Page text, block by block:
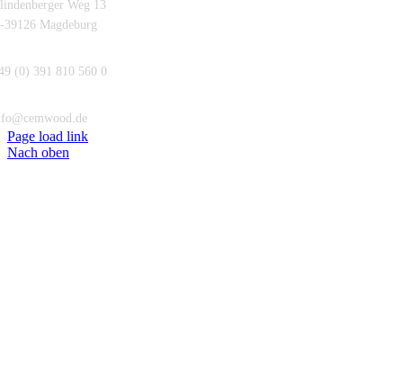
Weg 13
39126 Magdeburg
(0) 391 810 560 0
Page load link
Nach oben